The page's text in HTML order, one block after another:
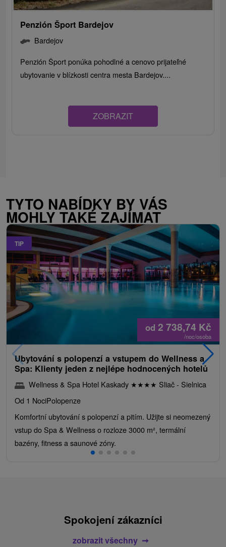
Penzión Šport Bardejov
Bardejov
Penzión Šport ponúka pohodlné a cenovo prijateľné
ubytovanie v blízkosti centra mesta Bardejov....
ZOBRAZIT
TYTO NABÍDKY BY VÁS
MOHLY TAKÉ ZAJÍMAT
TIP
od 2 738,74 Kč
/noc/osoba
Ubytování s polopenzí a vstupem do Wellness a
Spa: Klienty jeden z nejlépe hodnocených hotelů
Wellness & Spa Hotel Kaskady ★★★★ Sliač - Sielnica
Od 1 NociPolopenze
Komfortní ubytování s polopenzí a pitím. Užijte si neomezený
vstup do Spa & Wellness o rozloze 3000 m², termální
bazény, fitness a saunové zóny.
Spokojení zákazníci
zobrazit všechny